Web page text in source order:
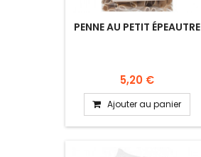
PENNE AU PETIT ÉPEAUTRE
5,20 €
Ajouter au panier